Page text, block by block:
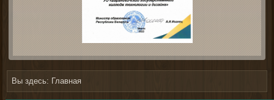
Вы здесь: Главная